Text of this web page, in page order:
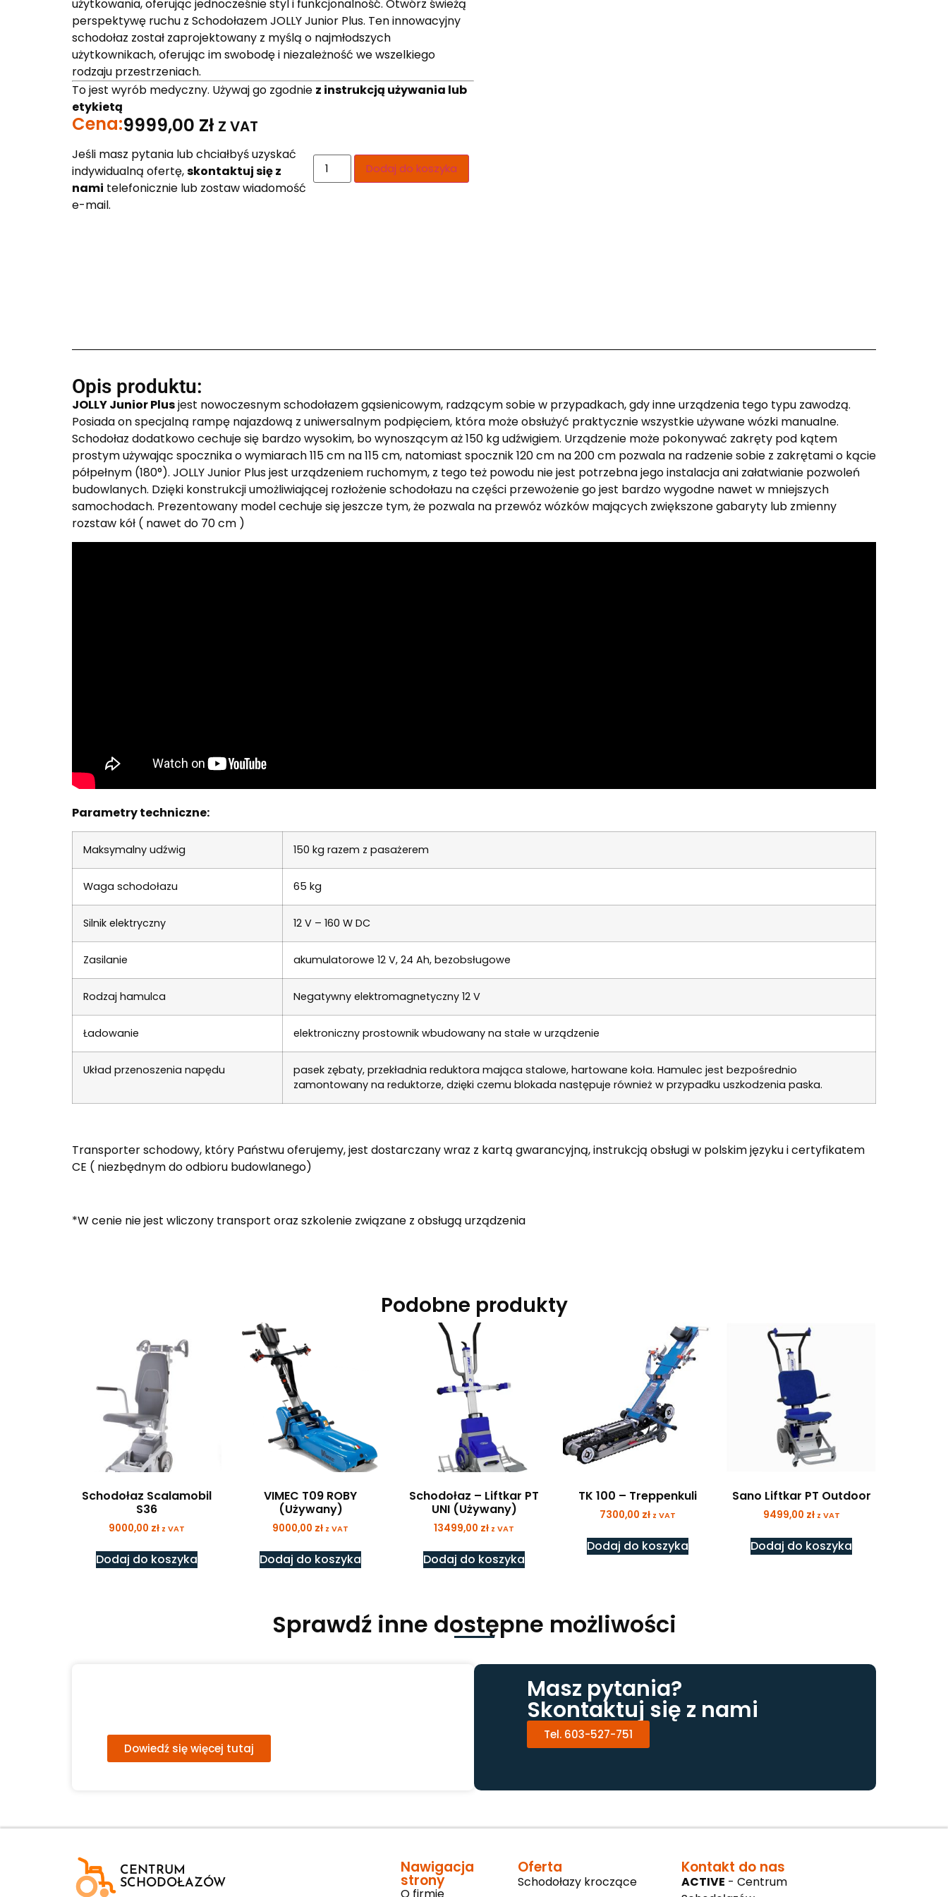
użytkowania, oferując jednocześnie styl i funkcjonalność. Otwórz świeżą
perspektywę ruchu z Schodołazem JOLLY Junior Plus. Ten innowacyjny
schodołaz został zaprojektowany z myślą o najmłodszych
użytkownikach, oferując im swobodę i niezależność we wszelkiego
rodzaju przestrzeniach.
To jest wyrób medyczny. Używaj go zgodnie z instrukcją używania lub
etykietą
Cena:9999,00 Zł Z VAT
Jeśli masz pytania lub chciałbyś uzyskać
indywidualną ofertę,skontaktuj się z
nami telefonicznie lub zostaw wiadomość
e-mail.
Dodaj do koszyka
Opis produktu:
JOLLY Junior Plusjest nowoczesnym schodołazem gąsienicowym, radzącym sobie w przypadkach, gdy inne urządzenia tego typu zawodzą.
Posiada on specjalną rampę najazdową z uniwersalnym podpięciem, która może obsłużyć praktycznie wszystkie używane wózki manualne.
Schodołaz dodatkowo cechuje się bardzo wysokim, bo wynoszącym aż 150 kg udźwigiem. Urządzenie może pokonywać zakręty pod kątem
prostym używając spocznika o wymiarach 115 cm na 115 cm, natomiast spocznik 120 cm na 200 cm pozwala na radzenie sobie z zakrętami o kącie
półpełnym (180°). JOLLY Junior Plus jest urządzeniem ruchomym, z tego też powodu nie jest potrzebna jego instalacja ani załatwianie pozwoleń
budowlanych. Dzięki konstrukcji umożliwiającej rozłożenie schodołazu na części przewożenie go jest bardzo wygodne nawet w mniejszych
samochodach. Prezentowany model cechuje się jeszcze tym, że pozwala na przewóz wózków mających zwiększone gabaryty lub zmienny
rozstaw kół ( nawet do 70 cm )
Parametry techniczne:
Maksymalny udźwig 150 kg razem z pasażerem
Waga schodołazu 65 kg
Silnik elektryczny 12 V – 160 W DC
Zasilanie akumulatorowe 12 V, 24 Ah, bezobsługowe
Rodzaj hamulca Negatywny elektromagnetyczny 12 V
Ładowanie elektroniczny prostownik wbudowany na stałe w urządzenie
Układ przenoszenia napędu
pasek zębaty, przekładnia reduktora mająca stalowe, hartowane koła. Hamulec jest bezpośrednio
zamontowany na reduktorze, dzięki czemu blokada następuje również w przypadku uszkodzenia paska.
Transporter schodowy, który Państwu oferujemy, jest dostarczany wraz z kartą gwarancyjną, instrukcją obsługi w polskim języku i certyfikatem
CE ( niezbędnym do odbioru budowlanego)
*W cenie nie jest wliczony transport oraz szkolenie związane z obsługą urządzenia
Podobne produkty
Schodołaz Scalamobil
S36
9000,00 zł z VAT
Dodaj do koszyka
VIMEC T09 ROBY
(Używany)
9000,00 zł z VAT
Dodaj do koszyka
Schodołaz – Liftkar PT
UNI (Używany)
13499,00 zł z VAT
Dodaj do koszyka
TK 100 – Treppenkuli
7300,00 zł z VAT
Dodaj do koszyka
Sano Liftkar PT Outdoor
9499,00 zł z VAT
Dodaj do koszyka
Sprawdź inne dostępne możliwości
Dowiedź się więcej tutaj
Masz pytania?
Skontaktuj się z nami
Tel. 603-527-751
CENTRUM
SCHODOŁAZÓW
Nawigacja
strony
O firmie
Oferta
Schodołazy kroczące
Kontakt do nas
ACTIVE - Centrum